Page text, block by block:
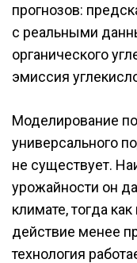
прогнозов:
с реальными
органического
эмиссия
Моделирование
универсального
не существует.
урожайности он
климате, тогда
действие менее
технология